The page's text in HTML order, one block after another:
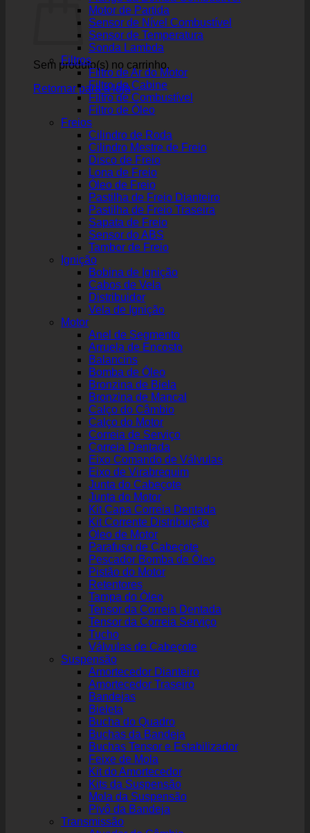
Sem produto(s) no carrinho.
Retornar para a loja
Motor de Partida
Sensor de Nível Combustível
Sensor de Temperatura
Sonda Lambda
Filtros
Filtro de Ar do Motor
Filtro de Cabine
Filtro de Combustível
Filtro de Óleo
Freios
Cilindro de Roda
Cilindro Mestre de Freio
Disco de Freio
Lona de Freio
Óleo de Freio
Pastilha de Freio Dianteiro
Pastilha de Freio Traseira
Sapata de Freio
Sensor do ABS
Tambor de Freio
Ignição
Bobina de Ignição
Cabos de Vela
Distribuidor
Vela de Ignição
Motor
Anel de Segmento
Arruela de Encosto
Balancins
Bomba de Óleo
Bronzina de Biela
Bronzina de Mancal
Calço do Câmbio
Calço do Motor
Correia de Serviço
Correia Dentada
Eixo Comando de Válvulas
Eixo de Virabrequim
Junta do Cabeçote
Junta do Motor
Kit Capa Correia Dentada
Kit Corrente Distribuição
Óleo de Motor
Parafuso de Cabeçote
Pescador Bomba de Óleo
Pistão do Motor
Retentores
Tampa do Óleo
Tensor da Correia Dentada
Tensor da Correia Serviço
Tucho
Válvulas de Cabeçote
Suspensão
Amortecedor Dianteiro
Amortecedor Traseiro
Bandejas
Bieleta
Bucha do Quadro
Buchas da Bandeja
Buchas Tensor e Estabilizador
Feixe de Mola
Kit do Amortecedor
Kits da Suspensão
Mola da Suspensão
Pivô da Bandeja
Transmissão